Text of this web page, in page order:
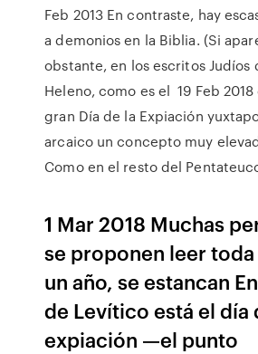
Feb 2013 En contraste, hay
a demonios en la Biblia. (Si
obstante, en los escritos Judíos
Heleno, como es el 19 Feb
gran Día de la Expiación
arcaico un concepto muy
Como en el resto del
1 Mar 2018 Muchas
se proponen leer toda
un año, se estancan
de Levítico está el día
expiación —el punto